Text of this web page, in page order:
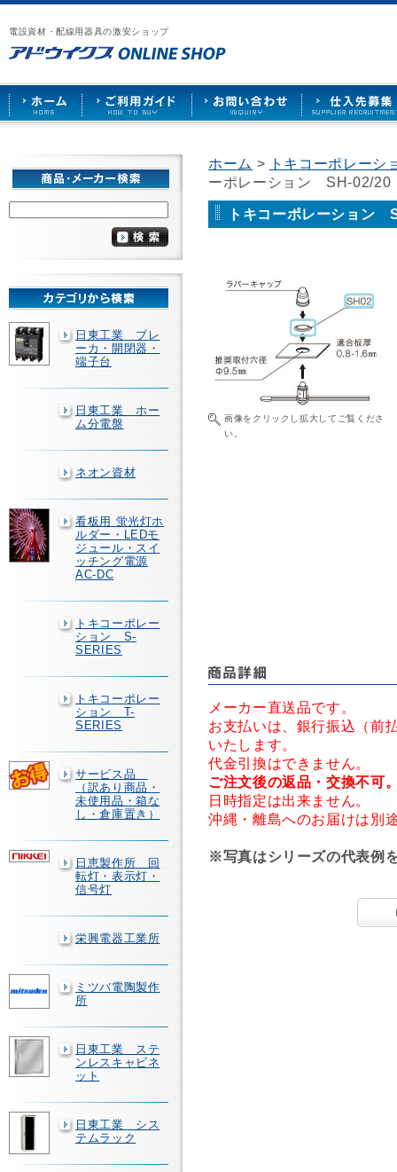
電設資材・配線用器具の激安ショップ
漏
電
ブ
レ
ー
カ
ー
や
照
ケ
ッ
ト
な
で
販
売
ア
ウ
イ
ス
HOME
ご
用
ガ
ド
お
い
合
せ
仕
先
募
日東工業 ブレ
ーカ・開閉器・
端子台
日東工業 ホー
ム分電盤
ネオン資材
看板用 蛍光灯ホ
ルダー・LEDモ
ジュール・スイ
ッチング電源
AC-DC
トキコーポレー
ション S-
SERIES
トキコーポレー
ション T-
SERIES
サービス品
（訳あり商品・
未使用品・箱な
し・倉庫置き）
日恵製作所 回
転灯・表示灯・
信号灯
栄興電器工業所
ミツバ電陶製作
所
日東工業 ステ
ンレスキャビネ
ット
日東工業 シス
テムラック
ホーム > トキコーポレー
ーポレーション SH-02/20
トキコーポレーション
画像をクリックし拡大してご覧くださ
い。
メーカー直送品です。
お支払いは、銀行振込（前
いたします。
代金引換はできません。
ご注文後の返品・交換不可
日時指定は出来ません。
沖縄・離島へのお届けは別
※写真はシリーズの代表例